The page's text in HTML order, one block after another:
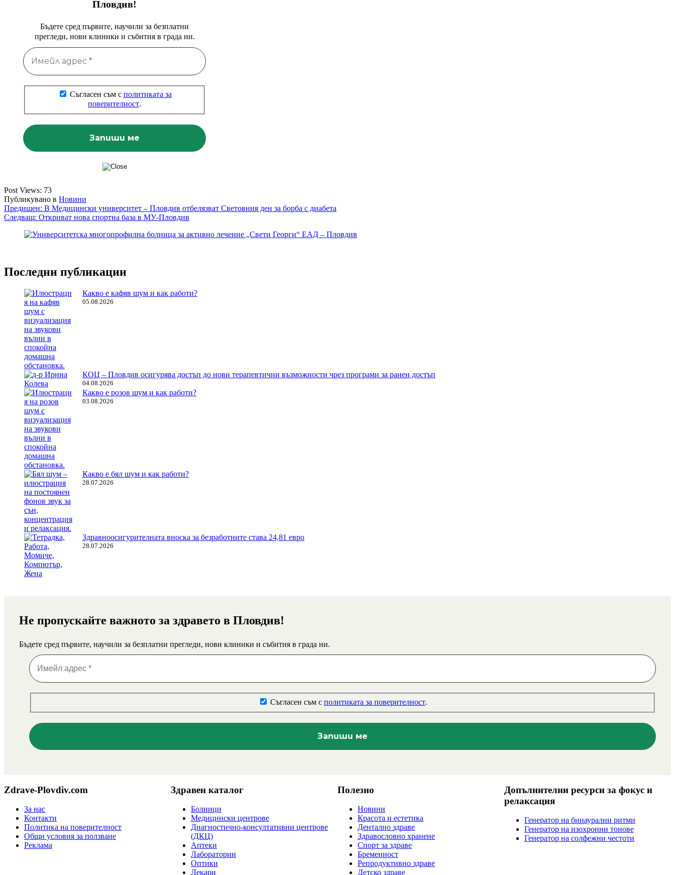
Пловдив!
Бъдете сред първите, научили за безплатни
прегледи, нови клиники и събития в града ни.
Съгласен съм с политиката за
поверителност.
Post Views: 73
Публикувано в Новини
Навигация
Предишен: В Медицински университет – Пловдив отбелязват Световния ден за борба с диабета
Следващ: Откриват нова спортна база в МУ-Пловдив
Последни публикации
Какво е кафяв шум и как работи?
05.08.2026
КОЦ – Пловдив осигурява достъп до нови терапевтични възможности чрез програми за ранен достъп
04.08.2026
Какво е розов шум и как работи?
03.08.2026
Какво е бял шум и как работи?
28.07.2026
Здравноосигурителната вноска за безработните става 24,81 евро
28.07.2026
Не пропускайте важното за здравето в Пловдив!
Бъдете сред първите, научили за безплатни прегледи, нови клиники и събития в града ни.
Съгласен съм с политиката за поверителност.
Zdrave-Plovdiv.com
За нас
Контакти
Политика на поверителност
Общи условия за ползване
Реклама
Здравен каталог
Болници
Медицински центрове
Диагностично-консултативни центрове
(ДКЦ)
Аптеки
Лаборатории
Оптики
Лекари
Полезно
Новини
Красота и естетика
Дентално здраве
Здравословно хранене
Спорт за здраве
Бременност
Репродуктивно здраве
Детско здраве
Допълнителни ресурси за фокус и
релаксация
Генератор на бинаурални ритми
Генератор на изохронни тонове
Генератор на солфежни честоти